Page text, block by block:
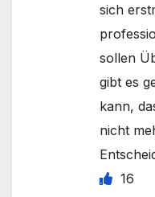
sich
sollen
gibt es
kann,
nicht
16